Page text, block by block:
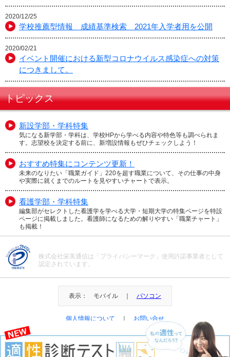
2020/12/25
学校推薦型情報 成績基準検索 2021年入学者用を公開
2020/02/21
イベント開催における新型コロナウイルス感染症への対策
につきまして。
トピックス
新設学部・学科特集
気になる新学部・学科は、学校HPから学べる内容や特色等も調べられま
す。志望校を決定する前に、新増設情報もぜひチェックしよう！
おすすめ特集にコンテンツ更新！
未来のなりたい「職業ガイド」220を超す職業について、その仕事の中身
や実際に就くまでのルートを見やすいチャートで表示。
看護学部・学科特集
編集部がセレクトした看護学を学べる大学・短期大学の特集ページを特設
ページに掲載しました。看護師になるための解りやすい「職業チャート」
も掲載！
株式会社栄美通信は「プライバシーマーク」使用許諾事業者として
認定されています。
表示： モバイル ｜ パソコン
個人情報について お問い合せ
＠Eibi Tsushin All Right Reserved.